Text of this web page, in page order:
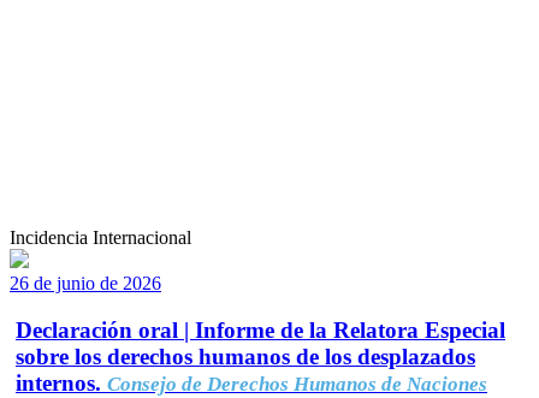
Incidencia Internacional
26 de junio de 2026
Declaración oral | Informe de la Relatora Especial
sobre los derechos humanos de los desplazados
internos. Consejo de Derechos Humanos de Naciones